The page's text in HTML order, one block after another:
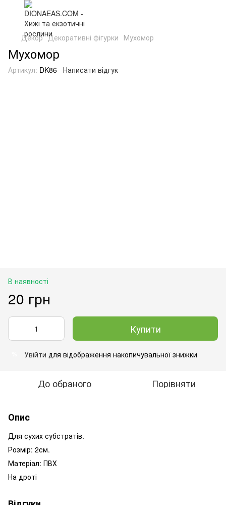
Декор Декоративні фігурки Мухомор
Мухомор
Артикул: DK86 Написати відгук
В наявності
20 грн
Купити
Увійти для відображення накопичувальної знижки
До обраного Порівняти
Опис
Для сухих субстратів.
Розмір: 2см.
Матеріал: ПВХ
На дроті